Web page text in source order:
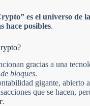
es el universo de
hace posibles.
gracias a una
bloques.
gigante, abierto
que se hacen,
.